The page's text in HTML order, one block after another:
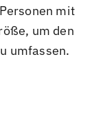
mit
um den
umfassen.